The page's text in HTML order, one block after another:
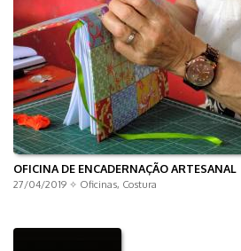
OFICINA DE ENCADERNAÇÃO ARTESANAL
27/04/2019 ✧ Oficinas, Costura